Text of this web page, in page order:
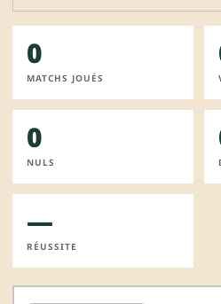
0
MATCHS JOUÉS
0
NULS
—
RÉUSSITE